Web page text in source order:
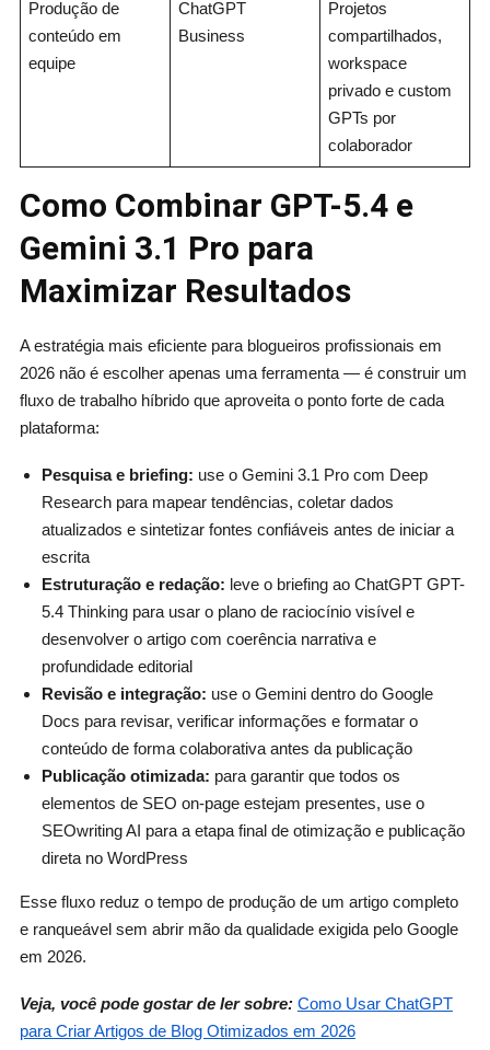
Produção de
conteúdo em
equipe
ChatGPT
Business
Projetos
compartilhados,
workspace
privado e custom
GPTs por
colaborador
Como Combinar GPT-5.4 e
Gemini 3.1 Pro para
Maximizar Resultados
A estratégia mais eficiente para blogueiros profissionais em
2026 não é escolher apenas uma ferramenta — é construir um
fluxo de trabalho híbrido que aproveita o ponto forte de cada
plataforma:
Pesquisa e briefing: use o Gemini 3.1 Pro com Deep
Research para mapear tendências, coletar dados
atualizados e sintetizar fontes confiáveis antes de iniciar a
escrita
Estruturação e redação: leve o briefing ao ChatGPT GPT-
5.4 Thinking para usar o plano de raciocínio visível e
desenvolver o artigo com coerência narrativa e
profundidade editorial
Revisão e integração: use o Gemini dentro do Google
Docs para revisar, verificar informações e formatar o
conteúdo de forma colaborativa antes da publicação
Publicação otimizada: para garantir que todos os
elementos de SEO on-page estejam presentes, use o
SEOwriting AI para a etapa final de otimização e publicação
direta no WordPress
Esse fluxo reduz o tempo de produção de um artigo completo
e ranqueável sem abrir mão da qualidade exigida pelo Google
em 2026.
Veja, você pode gostar de ler sobre: Como Usar ChatGPT
para Criar Artigos de Blog Otimizados em 2026